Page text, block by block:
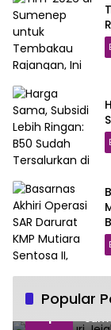
Popular
1